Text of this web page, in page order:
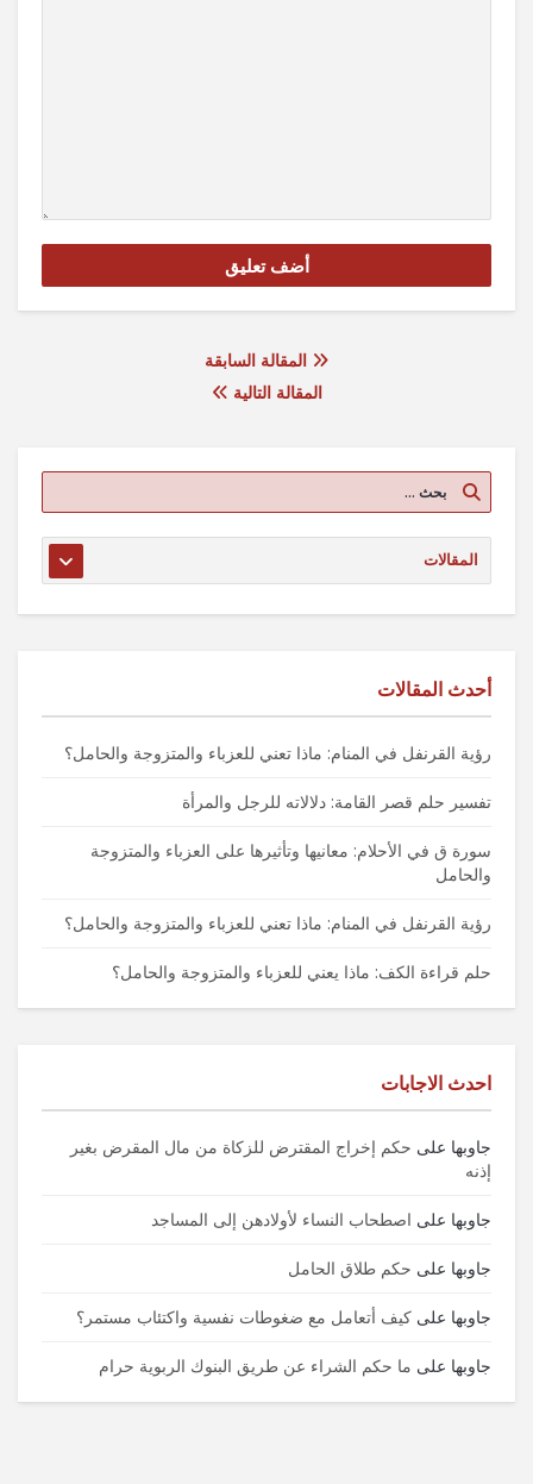
المقالة السابقة
المقالة التالية
أحدث المقالات
رؤية القرنفل في المنام: ماذا تعني للعزباء والمتزوجة والحامل؟
تفسير حلم قصر القامة: دلالاته للرجل والمرأة
سورة ق في الأحلام: معانيها وتأثيرها على العزباء والمتزوجة
والحامل
رؤية القرنفل في المنام: ماذا تعني للعزباء والمتزوجة والحامل؟
حلم قراءة الكف: ماذا يعني للعزباء والمتزوجة والحامل؟
احدث الاجابات
جاوبها على حكم إخراج المقترض للزكاة من مال المقرض بغير
إذنه
جاوبها على اصطحاب النساء لأولادهن إلى المساجد
جاوبها على حكم طلاق الحامل
جاوبها على كيف أتعامل مع ضغوطات نفسية واكتئاب مستمر؟
جاوبها على ما حكم الشراء عن طريق البنوك الربوية حرام